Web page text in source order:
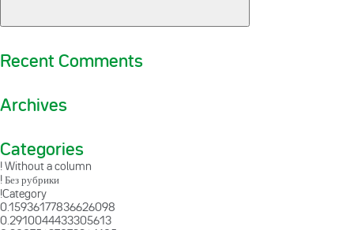
Recent Comments
Archives
Categories
! Without a column
! Без рубрики
!Category
0.15936177836626098
0.2910044433305613